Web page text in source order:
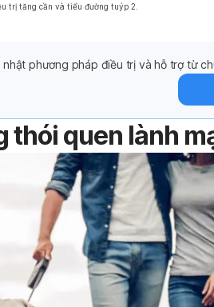
trị tăng cần và tiểu đường tuýp 2.
phương pháp điều trị và hỗ trợ từ
thói quen lành